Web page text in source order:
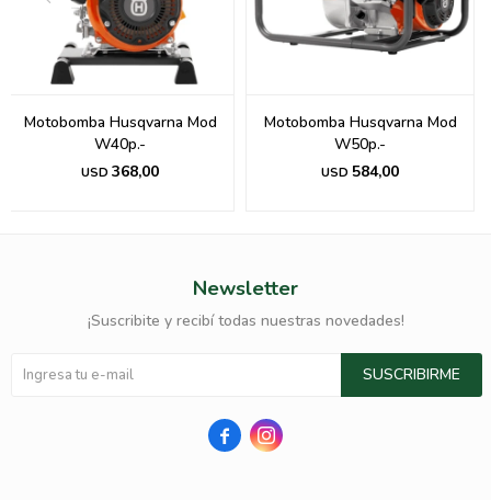
Motobomba Husqvarna Mod
W40p.-
USD 368,00
Motobomba Husqvarna Mod
W50p.-
USD 584,00
Newsletter
¡Suscribite y recibí todas nuestras novedades!
SUSCRIBIRME
 